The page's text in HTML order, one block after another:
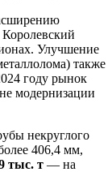
Улучшение
также
году рынок
модернизации
некруглого
406,4 мм,
тыс. т — на